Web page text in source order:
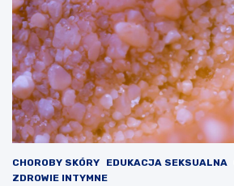
CHOROBY SKÓRY EDUKACJA SEKSUALNA
ZDROWIE INTYMNE